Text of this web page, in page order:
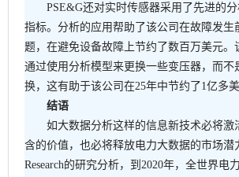
PSE&G还对实时传感器采用了先进的
指标。分析的应用帮助了该公司在故障发生
题，在避免设备故障上节约了数百万美元。
通过使用分析模型来更换一些变压器，而不
换，这有助于该公司在25年中节约了1亿多美
结语
如大数据分析这样的信息新技术必将激
含的价值，也必将释放电力大数据的市场潜
Research的研究分析，到2020年，全世界电